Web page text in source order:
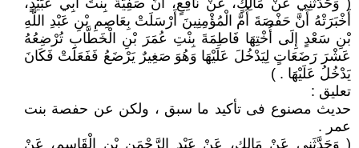
‏( وَحَدَّثَنِي عَنْ مَالِكٍ، عَنْ نَافِعٍ، أَنَّ صَفِيَّةَ بِنْتَ أَبِي عُبَيْدٍ،
أَخْبَرَتْهُ أَنَّ حَفْصَةَ أُمَّ الْمُؤْمِنِينَ أَرْسَلَتْ بِعَاصِمِ بْنِ عَبْدِ اللَّهِ
بْنِ سَعْدٍ إِلَى أُخْتِهَا فَاطِمَةَ بِنْتِ عُمَرَ بْنِ الْخَطَّابِ تُرْضِعُهُ
عَشْرَ رَضَعَاتٍ لِيَدْخُلَ عَلَيْهَا وَهُوَ صَغِيرٌ يَرْضَعُ فَفَعَلَتْ فَكَانَ
يَدْخُلُ عَلَيْهَا ‏. )
تعليق :
حديث مصنوع فى تأكيد ما سبق ، ولكن عن حفصة بنت
عمر .
( وَحَدَّثَنِي عَنْ مَالِكٍ، عَنْ عَبْدِ الرَّحْمَنِ بْنِ الْقَاسِمِ، عَنْ